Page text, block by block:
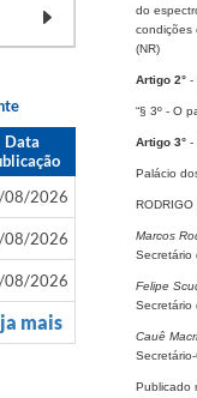
Data
08/2026
08/2026
08/2026
mais
do
condições
(NR)
Artigo 2°-
“§ 3º - O
Artigo 3°-
Palácio
RODRIGO
Marcos
Secretário
Felipe
Secretário
Cauê
Publicado